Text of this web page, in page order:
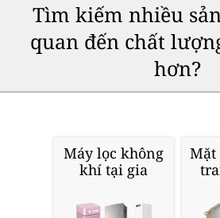
Tìm kiếm nhiều
quan đến chất
hơn?
Máy lọc không
khí tại gia
Mặt